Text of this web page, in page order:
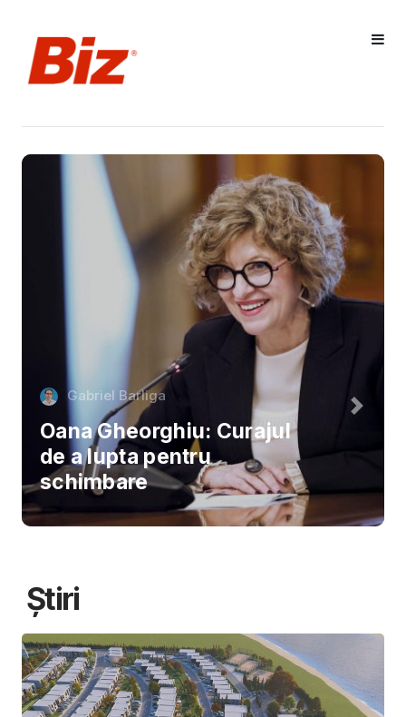
Gabriel Barliga
Oana Gheorghiu: Curajul
de a lupta pentru
schimbare
Știri